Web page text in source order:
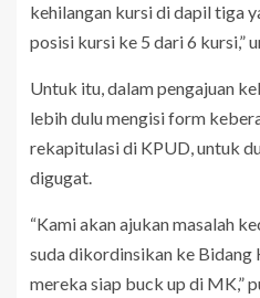
kehilangan kursi di dapil tiga
posisi kursi ke 5 dari 6 kursi,”
Untuk itu, dalam pengajuan
lebih dulu mengisi form
rekapitulasi di KPUD, untuk
digugat.
“Kami akan ajukan masalah
suda dikordinsikan ke Bidang
mereka siap buck up di MK,”